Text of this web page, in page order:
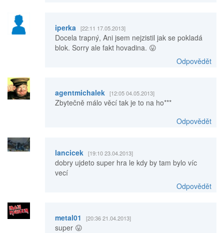
iperka [22:11 17.05.2013]
Docela trapný, Ani jsem nejzistil jak se pokladá
blok. Sorry ale fakt hovadina. 😛
Odpovědět
agentmichalek [12:05 04.05.2013]
Zbytečně málo věcí tak je to na ho***
Odpovědět
lancicek [19:10 23.04.2013]
dobry ujdeto super hra le kdy by tam bylo víc
vecí
Odpovědět
metal01 [20:36 21.04.2013]
super 😛